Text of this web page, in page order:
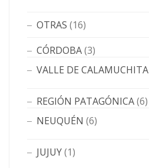
OTRAS (16)
CÓRDOBA(3)
VALLE DE CALAMUCHITA
REGIÓN PATAGÓNICA(6)
NEUQUÉN (6)
JUJUY(1)